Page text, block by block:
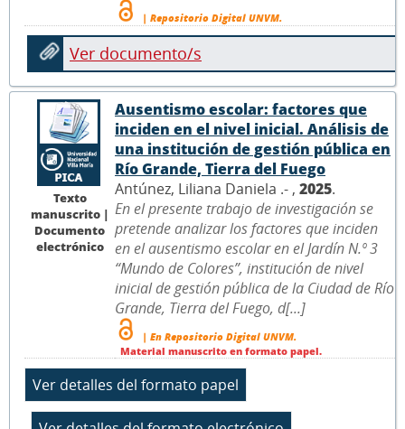
| Repositorio Digital UNVM.
Ver documento/s
Texto
manuscrito |
Documento
electrónico
Ausentismo escolar: factores que
inciden en el nivel inicial. Análisis de
una institución de gestión pública en
Río Grande, Tierra del Fuego
Antúnez, Liliana Daniela .- , 2025.
En el presente trabajo de investigación se
pretende analizar los factores que inciden
en el ausentismo escolar en el Jardín N.º 3
“Mundo de Colores”, institución de nivel
inicial de gestión pública de la Ciudad de Río
Grande, Tierra del Fuego, d[...]
| En Repositorio Digital UNVM.
Material manuscrito en formato papel.